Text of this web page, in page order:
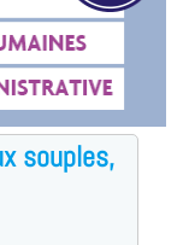
souples,